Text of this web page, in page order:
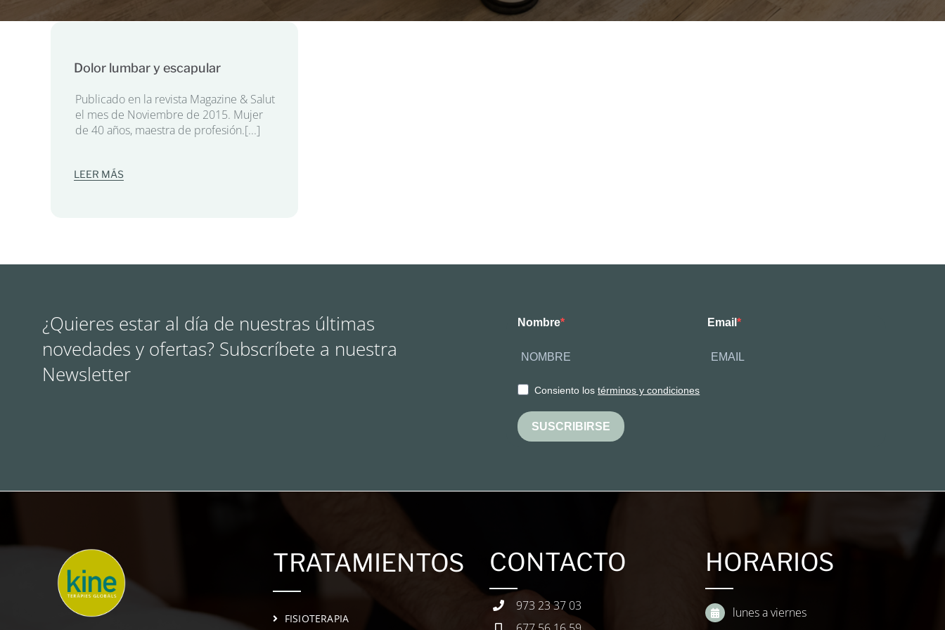
Dolor lumbar y escapular
Publicado en la revista Magazine & Salut
el mes de Noviembre de 2015. Mujer
de 40 años, maestra de profesión.[...]
LEER MÁS
¿Quieres estar al día de nuestras últimas
novedades y ofertas? Subscríbete a nuestra
Newsletter
Nombre Email
Consiento lostérminos y condiciones
SUSCRIBIRSE
TRATAMIENTOS
FISIOTERAPIA
CONTACTO
973 23 37 03
HORARIOS
lunes a viernes